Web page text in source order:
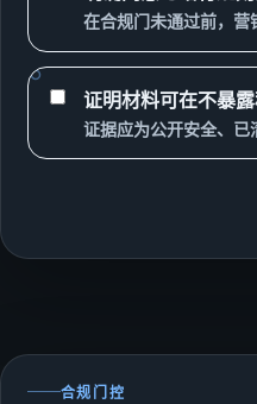
在合规门未通过前，营
证明材料可在不暴
证据应为公开安全、已
合规门控